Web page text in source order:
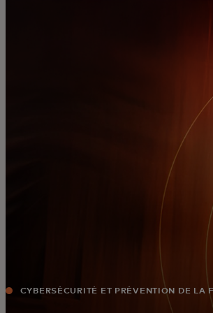
Pour les innovateurs
Actualités et tendances
CYBERSÉCURITÉ ET PRÉVENTION DE LA